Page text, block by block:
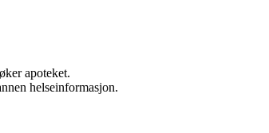
apoteket.
helseinformasjon.